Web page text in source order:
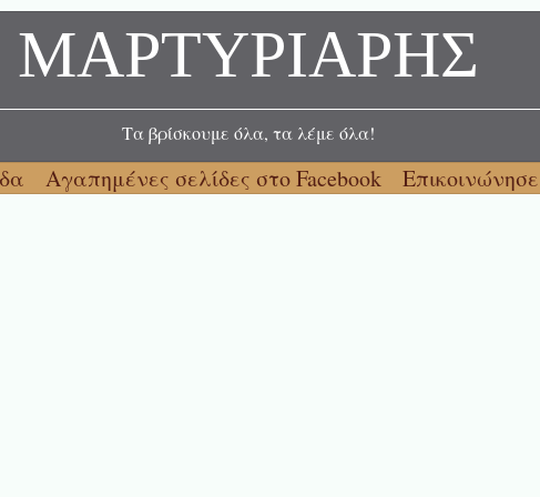
ΜΑΡΤΥΡΙΑΡΗΣ
Τα βρίσκουμε όλα, τα λέμε όλα!
Αγαπημένες σελίδες στο Facebook